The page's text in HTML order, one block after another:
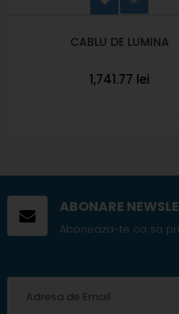
ABONARE
Aboneaza-te ca sa